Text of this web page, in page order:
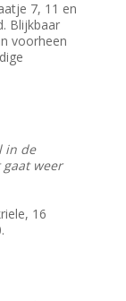
7, 11 en
Blijkbaar
voorheen
in de
weer
16